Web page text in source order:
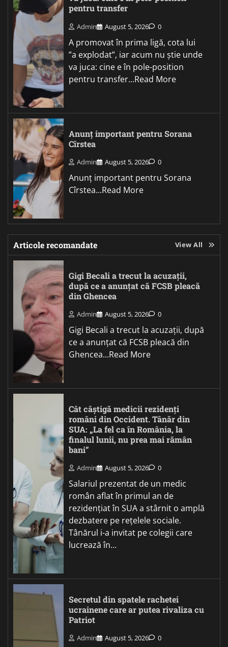
pentru transfer
Admin August 5, 2026 0
A promovat în prima ligă, cota lui
”a explodat”, iar acum nu știe unde
va juca: cine e în pole-position
pentru transfer...Read More
Anunț important pentru Sorana
Cîrstea
Admin August 5, 2026 0
Anunț important pentru Sorana
Cîrstea...Read More
Articole recomandate View All
Gigi Becali a trecut la acuzații,
după ce a anunțat că FCSB pleacă
din Ghencea
Admin August 5, 2026 0
Gigi Becali a trecut la acuzații, după
ce a anunțat că FCSB pleacă din
Ghencea...Read More
Cât câștigă medicii rezidenți
români din Occident. Tânăr din
SUA: „La fel ca în România, la
finalul lunii, nu prea mai rămân
bani”
Admin August 5, 2026 0
Salariul prezentat de un medic
român aflat în primul an de
rezidențiat în SUA a stârnit o amplă
dezbatere pe rețelele sociale.
Tânărul i-a invitat pe colegii care
lucrează în…
Secretul din spatele rachetei
ucrainene care ar putea rivaliza cu
Patriot
Admin August 5, 2026 0